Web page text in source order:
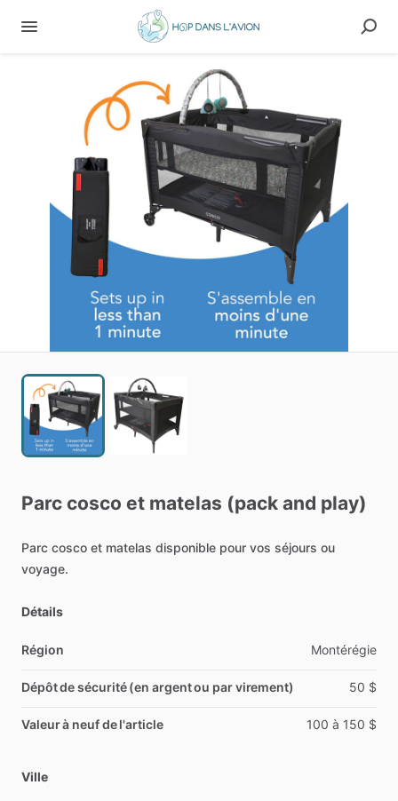
Parc cosco et matelas (pack and play)
Parc cosco et matelas disponible pour vos séjours ou
voyage.
Détails
Région Montérégie
Dépôt de sécurité (en argent ou par virement) 50 $
Valeur à neuf de l'article 100 à 150 $
Ville